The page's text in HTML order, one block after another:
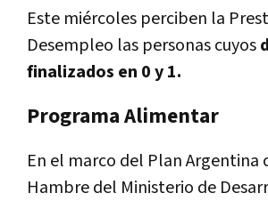
Este miércoles perciben la
Desempleo las personas cuyos
finalizados en 0 y 1.
Programa Alimentar
En el marco del Plan Argentina
Hambre del Ministerio de